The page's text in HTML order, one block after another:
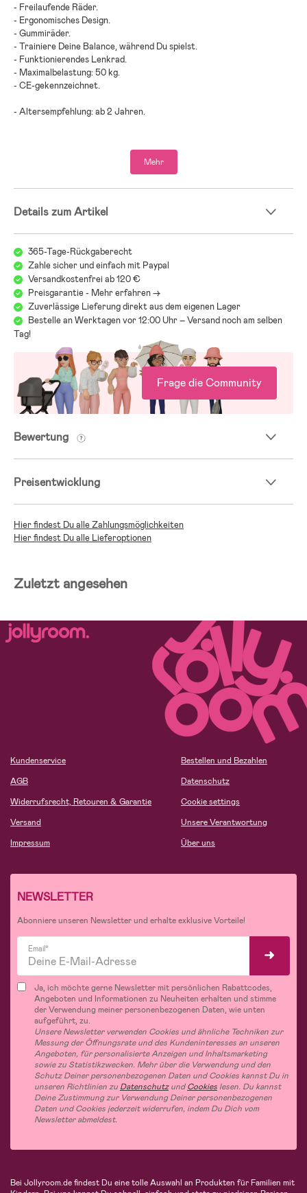
- Freilaufende Räder.
- Ergonomisches Design.
- Gummiräder.
- Trainiere Deine Balance, während Du spielst.
- Funktionierendes Lenkrad.
- Maximalbelastung: 50 kg.
- CE-gekennzeichnet.
- Altersempfehlung: ab 2 Jahren.
Mehr
Details zum Artikel
365-Tage-Rückgaberecht
Zahle sicher und einfach mit Paypal
Versandkostenfrei ab 120 €
Preisgarantie - Mehr erfahren ->
Zuverlässige Lieferung direkt aus dem eigenen Lager
Bestelle an Werktagen vor 12:00 Uhr – Versand noch am selben
Tag!
Frage die Community
Bewertung
Preisentwicklung
Hier findest Du alle Zahlungsmöglichkeiten
Hier findest Du alle Lieferoptionen
Zuletzt angesehen
Kundenservice
AGB
Widerrufsrecht, Retouren & Garantie
Versand
Impressum
Bestellen und Bezahlen
Datenschutz
Cookie settings
Unsere Verantwortung
Über uns
NEWSLETTER
Abonniere unseren Newsletter und erhalte exklusive Vorteile!
Email*
Ja, ich möchte gerne Newsletter mit persönlichen Rabattcodes,
Angeboten und Informationen zu Neuheiten erhalten und stimme
der Verwendung meiner personenbezogenen Daten, wie unten
aufgeführt, zu.
Unsere Newsletter verwenden Cookies und ähnliche Techniken zur
Messung der Öffnungsrate und des Kundeninteresses an unseren
Angeboten, für personalisierte Anzeigen und Inhaltsmarketing
sowie zu Statistikzwecken. Mehr über die Verwendung und den
Schutz Deiner personenbezogenen Daten und Cookies kannst Du in
unseren Richtlinien zu DatenschutzundCookies lesen. Du kannst
Deine Zustimmung zur Verwendung Deiner personenbezogenen
Daten und Cookies jederzeit widerrufen, indem Du Dich vom
Newsletter abmeldest.
Bei Jollyroom.de findest Du eine tolle Auswahl an Produkten für Familien mit